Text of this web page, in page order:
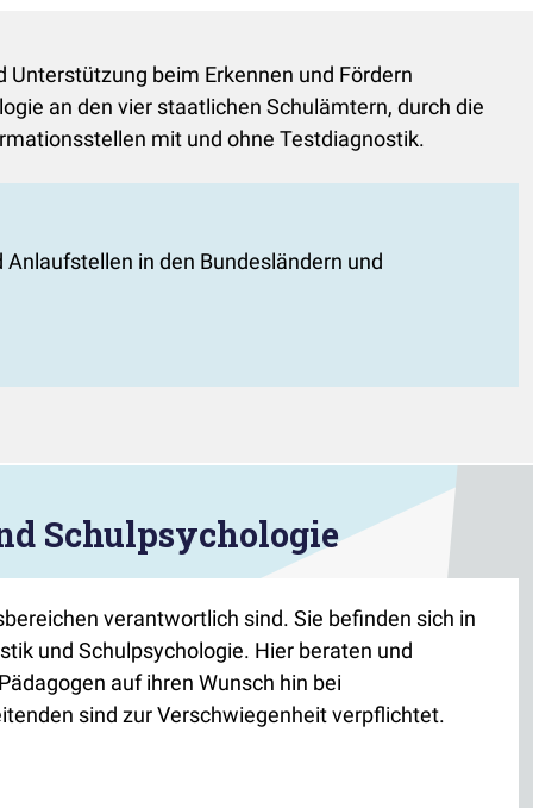
beim Erkennen und Fördern
an den vier staatlichen Schulämtern, durch die
mit und ohne Testdiagnostik.
in den Bundesländern und
Schulpsychologie
verantwortlich sind. Sie befinden sich in
und Schulpsychologie. Hier beraten und
auf ihren Wunsch hin bei
sind zur Verschwiegenheit verpflichtet.